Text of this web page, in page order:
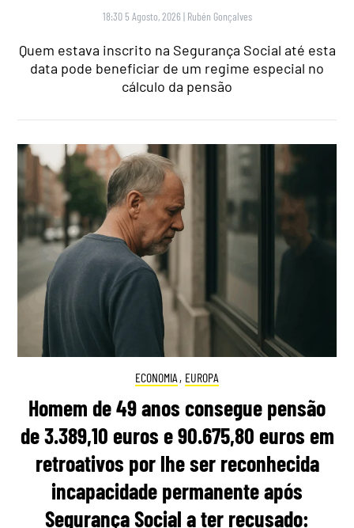
18:30 5 Agosto, 2026 | Rubén Gonçalves
Quem estava inscrito na Segurança Social até esta
data pode beneficiar de um regime especial no
cálculo da pensão
ECONOMIA , EUROPA
Homem de 49 anos consegue pensão
de 3.389,10 euros e 90.675,80 euros em
retroativos por lhe ser reconhecida
incapacidade permanente após
Segurança Social a ter recusado: